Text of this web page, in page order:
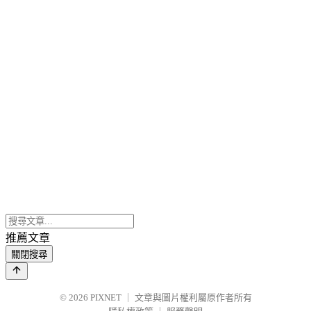
推薦文章
關閉搜尋
© 2026 PIXNET
文章與圖片權利屬原作者所有